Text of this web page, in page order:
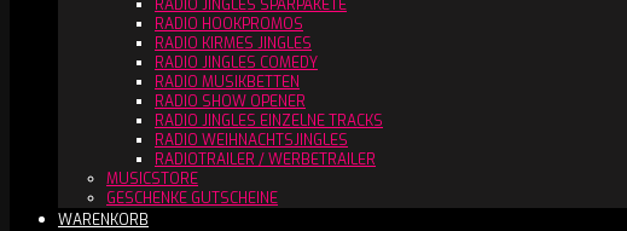
RADIO JINGLES SPARPAKETE
RADIO HOOKPROMOS
RADIO KIRMES JINGLES
RADIO JINGLES COMEDY
RADIO MUSIKBETTEN
RADIO SHOW OPENER
RADIO JINGLES EINZELNE TRACKS
RADIO WEIHNACHTSJINGLES
RADIOTRAILER / WERBETRAILER
MUSICSTORE
GESCHENKE GUTSCHEINE
WARENKORB